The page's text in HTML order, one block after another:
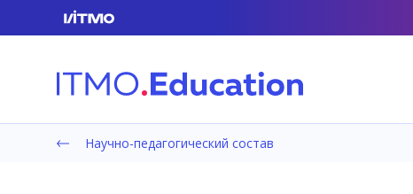
Научно-педагогический состав